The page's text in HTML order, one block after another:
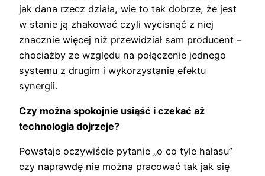
jak dana rzecz działa, wie to tak dobrze, że jest
w stanie ją zhakować czyli wycisnąć z niej
znacznie więcej niż przewidział sam producent –
chociażby ze względu na połączenie jednego
systemu z drugim i wykorzystanie efektu
synergii.
Czy można spokojnie usiąść i czekać aż
technologia dojrzeje?
Powstaje oczywiście pytanie „o co tyle hałasu”
czy naprawdę nie można pracować tak jak się